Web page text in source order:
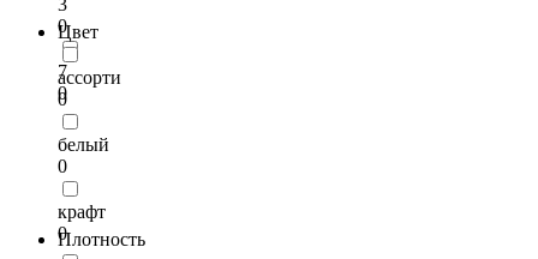
3
0
7
0
Цвет
ассорти
0
белый
0
крафт
0
Плотность